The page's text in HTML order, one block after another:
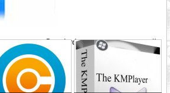
кодеки, Standard - более расширенный